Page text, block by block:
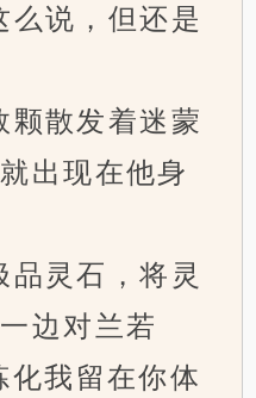
说，但还是
散发着迷蒙
出现在他身
灵石，将灵
边对兰若
化我留在你体